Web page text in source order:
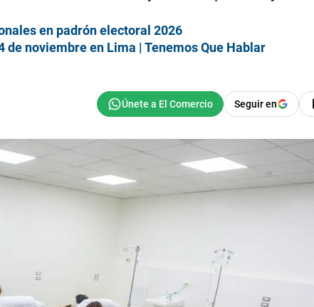
en padrón electoral 2026
noviembre en Lima | Tenemos Que Hablar
Seguir en